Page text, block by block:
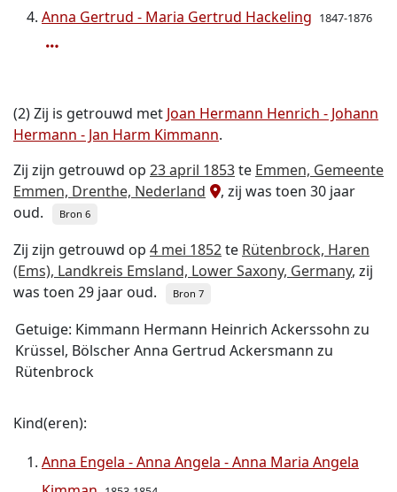
Anna Gertrud - Maria Gertrud Hackeling 1847-1876
(2) Zij is getrouwd met Joan Hermann Henrich - Johann
Hermann - Jan Harm Kimmann.
Zij zijn getrouwd op 23 april 1853te Emmen, Gemeente
Emmen, Drenthe, Nederland
, zij was toen 30 jaar
oud.
Bron 6
Zij zijn getrouwd op 4 mei 1852te Rütenbrock, Haren
(Ems), Landkreis Emsland, Lower Saxony, Germany, zij
was toen 29 jaar oud.
Bron 7
Getuige: Kimmann Hermann Heinrich Ackerssohn zu
Krüssel, Bölscher Anna Gertrud Ackersmann zu
Rütenbrock
Kind(eren):
Anna Engela - Anna Angela - Anna Maria Angela